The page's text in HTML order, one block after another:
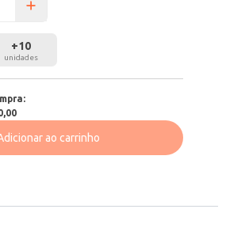
+10
unidades
ao carrinho